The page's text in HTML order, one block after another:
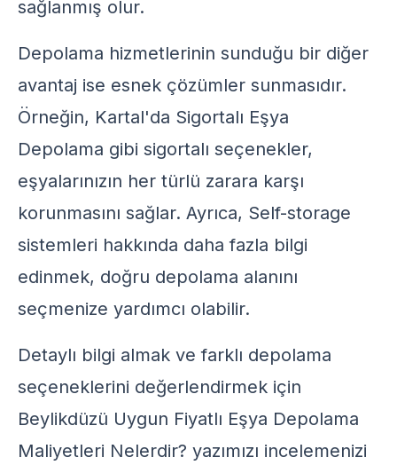
sağlanmış olur.
Depolama hizmetlerinin sunduğu bir diğer
avantaj ise esnek çözümler sunmasıdır.
Örneğin, Kartal'da Sigortalı Eşya
Depolama gibi sigortalı seçenekler,
eşyalarınızın her türlü zarara karşı
korunmasını sağlar. Ayrıca, Self-storage
sistemleri hakkında daha fazla bilgi
edinmek, doğru depolama alanını
seçmenize yardımcı olabilir.
Detaylı bilgi almak ve farklı depolama
seçeneklerini değerlendirmek için
Beylikdüzü Uygun Fiyatlı Eşya Depolama
Maliyetleri Nelerdir? yazımızı incelemenizi